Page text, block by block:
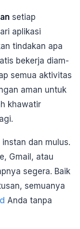
setiap
aplikasi
tindakan apa
bekerja diam-
semua aktivitas
aman untuk
khawatir
dan mulus.
Gmail, atau
segera. Baik
semuanya
Anda tanpa